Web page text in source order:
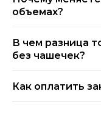
объемах?
В чем разница
без чашечек?
Как оплатить